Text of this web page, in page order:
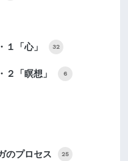
「心」 32
「瞑想」 6
のプロセス 25